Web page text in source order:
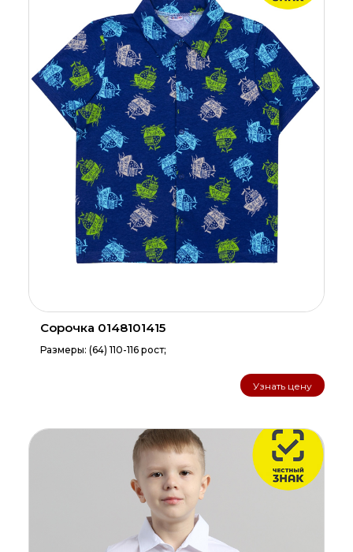
Сорочка 0148101415
Размеры: (64) 110-116 рост;
Узнать цену